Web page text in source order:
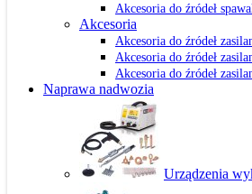
Akcesoria do źródeł
Akcesoria
Akcesoria do źródeł
Akcesoria do źródeł
Akcesoria do źródeł
Naprawa nadwozia
Urządzenia